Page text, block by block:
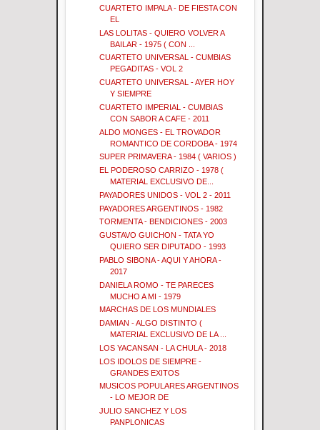
CUARTETO IMPALA - DE FIESTA CON
EL
LAS LOLITAS - QUIERO VOLVER A
BAILAR - 1975 ( CON ...
CUARTETO UNIVERSAL - CUMBIAS
PEGADITAS - VOL 2
CUARTETO UNIVERSAL - AYER HOY
Y SIEMPRE
CUARTETO IMPERIAL - CUMBIAS
CON SABOR A CAFE - 2011
ALDO MONGES - EL TROVADOR
ROMANTICO DE CORDOBA - 1974
SUPER PRIMAVERA - 1984 ( VARIOS )
EL PODEROSO CARRIZO - 1978 (
MATERIAL EXCLUSIVO DE...
PAYADORES UNIDOS - VOL 2 - 2011
PAYADORES ARGENTINOS - 1982
TORMENTA - BENDICIONES - 2003
GUSTAVO GUICHON - TATA YO
QUIERO SER DIPUTADO - 1993
PABLO SIBONA - AQUI Y AHORA -
2017
DANIELA ROMO - TE PARECES
MUCHO A MI - 1979
MARCHAS DE LOS MUNDIALES
DAMIAN - ALGO DISTINTO (
MATERIAL EXCLUSIVO DE LA ...
LOS YACANSAN - LA CHULA - 2018
LOS IDOLOS DE SIEMPRE -
GRANDES EXITOS
MUSICOS POPULARES ARGENTINOS
- LO MEJOR DE
JULIO SANCHEZ Y LOS
PANPLONICAS